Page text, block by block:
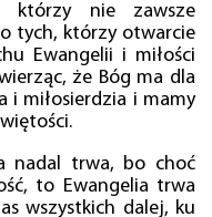
którzy nie zawsze
tych, którzy otwarcie
Ewangelii i miłości
że Bóg ma dla
i miłosierdzia i mamy
nadal trwa, bo choć
to Ewangelia trwa
wszystkich dalej, ku